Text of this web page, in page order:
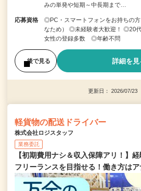
みの単発や短期～中長期まで…
応募資格
◎PC・スマートフォンをお持ちの
なため） ◎未経験者大歓迎！ ◎20
女性の登録多数 ◎年齢不問
後で見る 詳細を見
更新日： 2026/07/
軽貨物の配送ドライバー
株式会社ロジスタッフ
業務委託
【初期費用ナシ＆収入保障アリ！】
フリーランスを目指せる！働き方はア